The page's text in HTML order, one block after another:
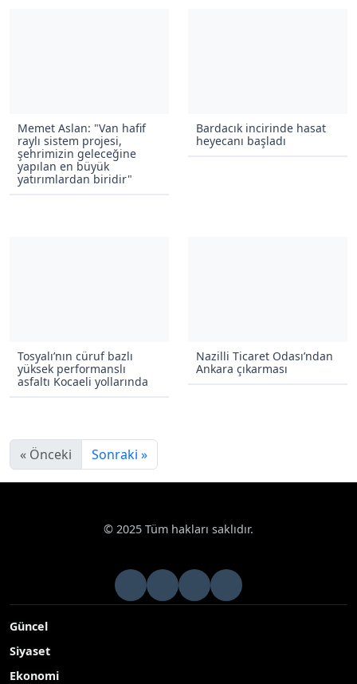
Memet Aslan: "Van hafif
raylı sistem projesi,
şehrimizin geleceğine
yapılan en büyük
yatırımlardan biridir"
Bardacık incirinde hasat
heyecanı başladı
Tosyalı’nın cüruf bazlı
yüksek performanslı
asfaltı Kocaeli yollarında
Nazilli Ticaret Odası’ndan
Ankara çıkarması
« Önceki Sonraki »
© 2025 Tüm hakları saklıdır.
Güncel
Siyaset
Ekonomi